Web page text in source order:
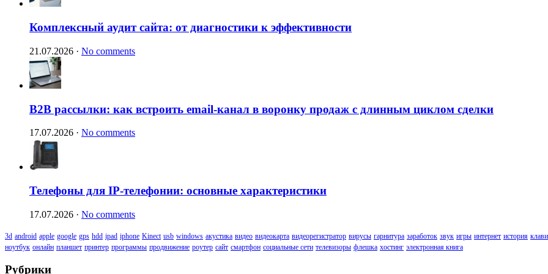
Комплексный аудит сайта: от диагностики к эффективности
21.07.2026 · No comments
B2B рассылки: как встроить email-канал в воронку продаж с длинным циклом сделки
17.07.2026 · No comments
Телефоны для IP-телефонии: основные характеристики
17.07.2026 · No comments
3d android apple google gps hdd ipad iphone Kinect usb windows акустика видео видеокарта видеорегистратор вирусы гарнитура заработок звук игры интернет история
ноутбук онлайн планшет принтер программы продвижение роутер сайт смартфон социальные сети телевизоры флешка хостинг электронная книга
Рубрики